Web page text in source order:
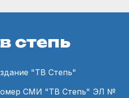
степь
"ТВ Степь"
СМИ "ТВ Степь" ЭЛ №